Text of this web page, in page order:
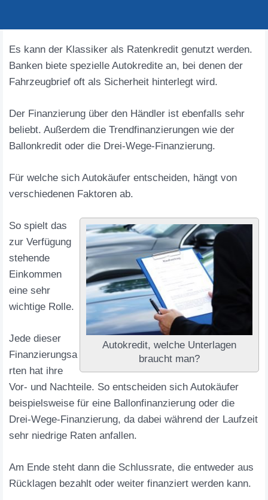
Es kann der Klassiker als Ratenkredit genutzt werden.
Banken biete spezielle Autokredite an, bei denen der
Fahrzeugbrief oft als Sicherheit hinterlegt wird.
Der Finanzierung über den Händler ist ebenfalls sehr
beliebt. Außerdem die Trendfinanzierungen wie der
Ballonkredit oder die Drei-Wege-Finanzierung.
Für welche sich Autokäufer entscheiden, hängt von
verschiedenen Faktoren ab.
Autokredit, welche Unterlagen
braucht man?
So spielt das
zur Verfügung
stehende
Einkommen
eine sehr
wichtige Rolle.
Jede dieser
Finanzierungsa
rten hat ihre
Vor- und Nachteile. So entscheiden sich Autokäufer
beispielsweise für eine Ballonfinanzierung oder die
Drei-Wege-Finanzierung, da dabei während der Laufzeit
sehr niedrige Raten anfallen.
Am Ende steht dann die Schlussrate, die entweder aus
Rücklagen bezahlt oder weiter finanziert werden kann.